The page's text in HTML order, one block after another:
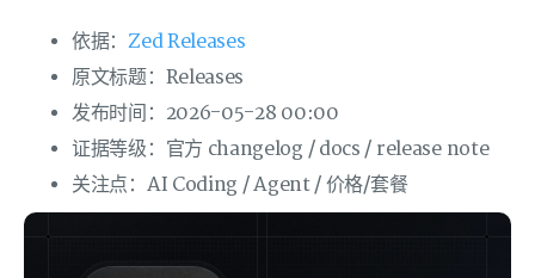
依据：Zed Releases
原文标题：Releases
发布时间：2026-05-28 00:00
证据等级：官方 changelog / docs / release note
关注点：AI Coding / Agent / 价格/套餐